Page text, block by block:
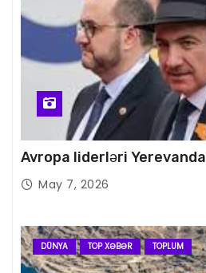
Avropa liderləri Yerevanda
May 7, 2026
DÜNYA TOP XƏBƏR TOPLUM